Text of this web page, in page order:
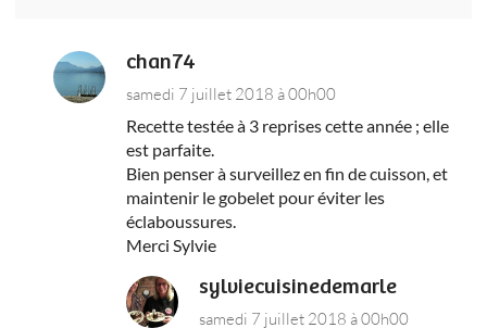
chan74
samedi 7 juillet 2018 à 00h00
Recette testée à 3 reprises cette année ; elle
est parfaite.
Bien penser à surveillez en fin de cuisson, et
maintenir le gobelet pour éviter les
éclaboussures.
Merci Sylvie
sylviecuisinedemarle
samedi 7 juillet 2018 à 00h00